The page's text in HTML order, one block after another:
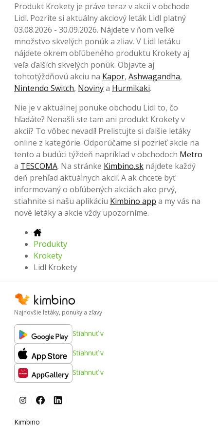
Produkt Krokety je práve teraz v akcii v obchode
Lidl. Pozrite si aktuálny akciový leták Lidl platný
03.08.2026 - 30.09.2026. Nájdete v ňom veľké
množstvo skvelých ponúk a zliav. V Lidl letáku
nájdete okrem obľúbeného produktu Krokety aj
veľa ďalších skvelých ponúk. Objavte aj
tohtotýždňovú akciu na Kapor, Ashwagandha,
Nintendo Switch, Novinya Hurmikaki.
Nie je v aktuálnej ponuke obchodu Lidl to, čo
hľadáte? Nenašli ste tam ani produkt Krokety v
akcii? To vôbec nevadí! Prelistujte si ďalšie letáky
online z kategórie. Odporúčame si pozrieť akcie na
tento a budúci týždeň napríklad v obchodoch Metro
a TESCOMA. Na stránke Kimbino.sk nájdete každý
deň prehľad aktuálnych akcií. A ak chcete byť
informovaný o obľúbených akciách ako prvý,
stiahnite si našu aplikáciu Kimbino app a my vás na
nové letáky a akcie vždy upozorníme.
Produkty
Krokety
Lidl Krokety
Najnovšie letáky, ponuky a zľavy
Stiahnuť v
Stiahnuť v
Stiahnuť v
Kimbino